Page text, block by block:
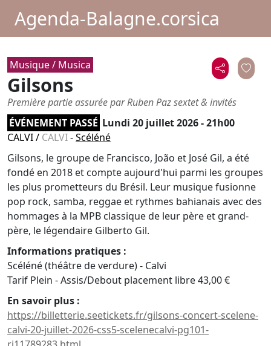
Agenda-Balagne.corsica
Musique / Musica
Gilsons
Première partie assurée par Ruben Paz sextet & invités
ÉVÉNEMENT PASSÉ Lundi 20 juillet 2026 - 21h00
CALVI/ CALVI-Scéléné
Gilsons, le groupe de Francisco, João et José Gil, a été
fondé en 2018 et compte aujourd'hui parmi les groupes
les plus prometteurs du Brésil. Leur musique fusionne
pop rock, samba, reggae et rythmes bahianais avec des
hommages à la MPB classique de leur père et grand-
père, le légendaire Gilberto Gil.
Informations pratiques :
Scéléné (théâtre de verdure) - Calvi
Tarif Plein - Assis/Debout placement libre 43,00 €
En savoir plus :
https://billetterie.seetickets.fr/gilsons-concert-scelene-
calvi-20-juillet-2026-css5-scelenecalvi-pg101-